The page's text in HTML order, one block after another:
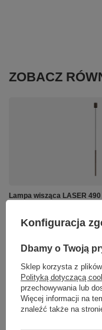
ZOBACZ
Lampa wisząca LASER
165,00 zł / szt.
Konfiguracja
Dbamy o Twoją
Sklep korzysta z
Polityką dotyczącą
przechowywania lub
Więcej informacji na
znaleźć także na